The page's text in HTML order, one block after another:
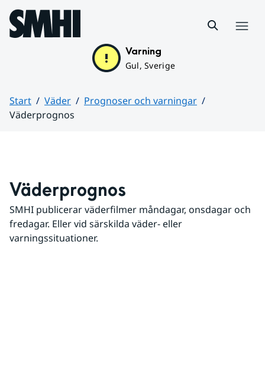
Hoppa till sidans innehåll
Varning
Gul, Sverige
Start Väder
Prognoser och varningar
Väderprognos
Väderprognos
SMHI publicerar väderfilmer måndagar, onsdagar och
fredagar. Eller vid särskilda väder- eller
varningssituationer.